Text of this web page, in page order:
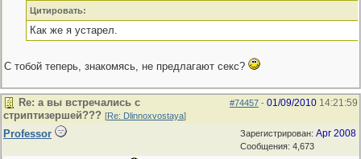
Цитировать:
Как же я устарел.
С тобой теперь, знакомясь, не предлагают секс?
#74457 - 01/09/2010 14:21:59
Re: а вы встречались с
стриптизершей??? [Re: Dlinnoxvostaya]
Зарегистрирован: Apr 2008
Сообщения: 4,673
Professor